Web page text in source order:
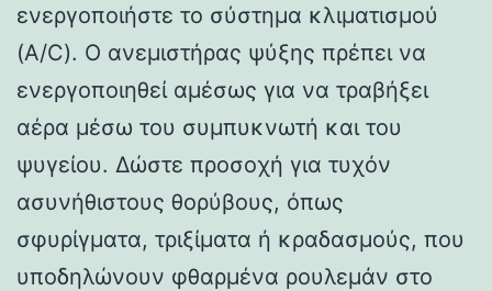
ενεργοποιήστε το σύστημα κλιματισμού
(A/C). Ο ανεμιστήρας ψύξης πρέπει να
ενεργοποιηθεί αμέσως για να τραβήξει
αέρα μέσω του συμπυκνωτή και του
ψυγείου. Δώστε προσοχή για τυχόν
ασυνήθιστους θορύβους, όπως
σφυρίγματα, τριξίματα ή κραδασμούς, που
υποδηλώνουν φθαρμένα ρουλεμάν στο